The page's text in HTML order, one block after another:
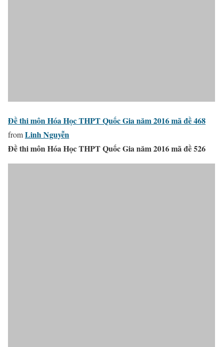
Đề thi môn Hóa Học THPT Quốc Gia năm 2016 mã đề 468
fromLinh Nguyễn
Đề thi môn Hóa Học THPT Quốc Gia năm 2016 mã đề 526